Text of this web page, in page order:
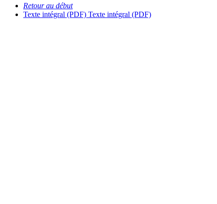
Retour au début
Texte intégral (PDF) Texte intégral (PDF)